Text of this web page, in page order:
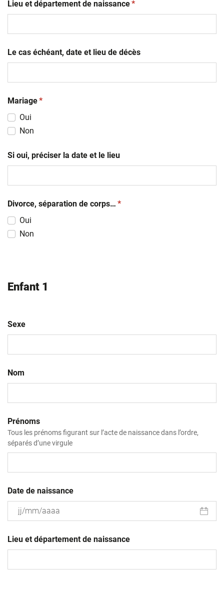
slash
MM
Lieu et département de naissance(obligatoire)
*
Le cas échéant, date et lieu de décès
Mariage(obligatoire)
*
Oui
Non
Si oui, préciser la date et le lieu
Divorce, séparation de corps… (obligatoire)
*
Oui
Non
Enfant 1
Sexe
Nom
Prénoms
Tous les prénoms figurant sur l’acte de naissance dans l’ordre,
séparés d’une virgule
Date de naissance
slash
MM
Lieu et département de naissance